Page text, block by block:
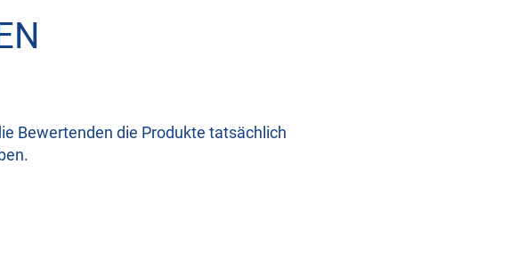
Bewertenden die Produkte tatsächlich